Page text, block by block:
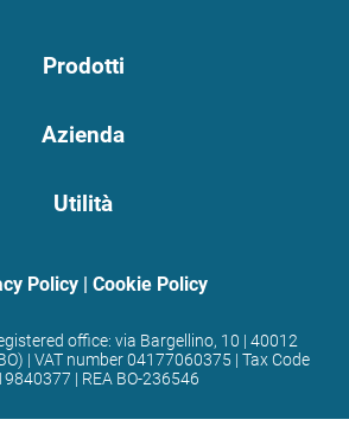
Prodotti
Azienda
Utilità
Policy| Cookie Policy
office: via Bargellino, 10 | 40012
| VAT number 04177060375 | Tax Code
| REA BO-236546